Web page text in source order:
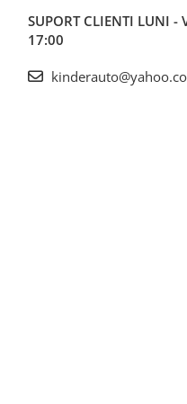
SUPORT CLIENTI LUNI -
17:00